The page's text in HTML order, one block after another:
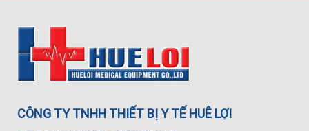
CÔNG TY TNHH THIẾT BỊ Y TẾ HUÊ LỢI